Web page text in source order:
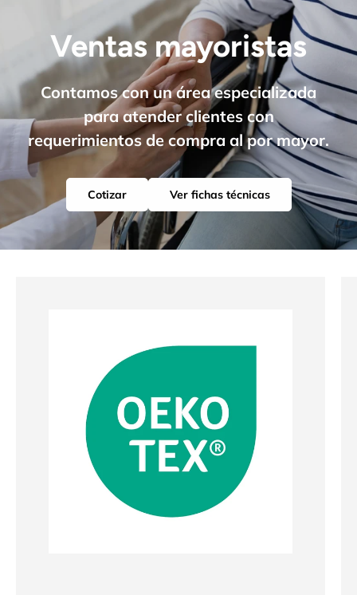
Ventas mayoristas
Contamos con un área especializada
para atender clientes con
requerimientos de compra al por mayor.
Cotizar Ver fichas técnicas